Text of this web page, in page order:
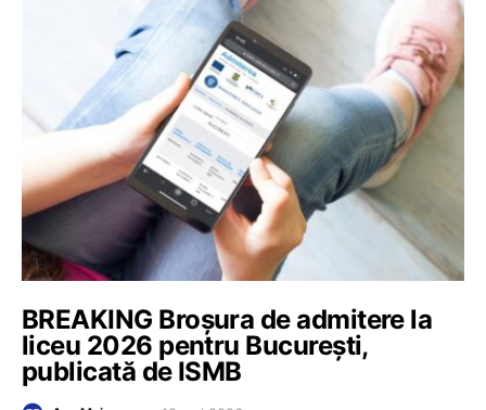
BREAKING Broșura de admitere la
liceu 2026 pentru București,
publicată de ISMB